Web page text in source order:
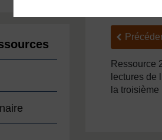
Précédent
Ressource
lectures de
la troisième